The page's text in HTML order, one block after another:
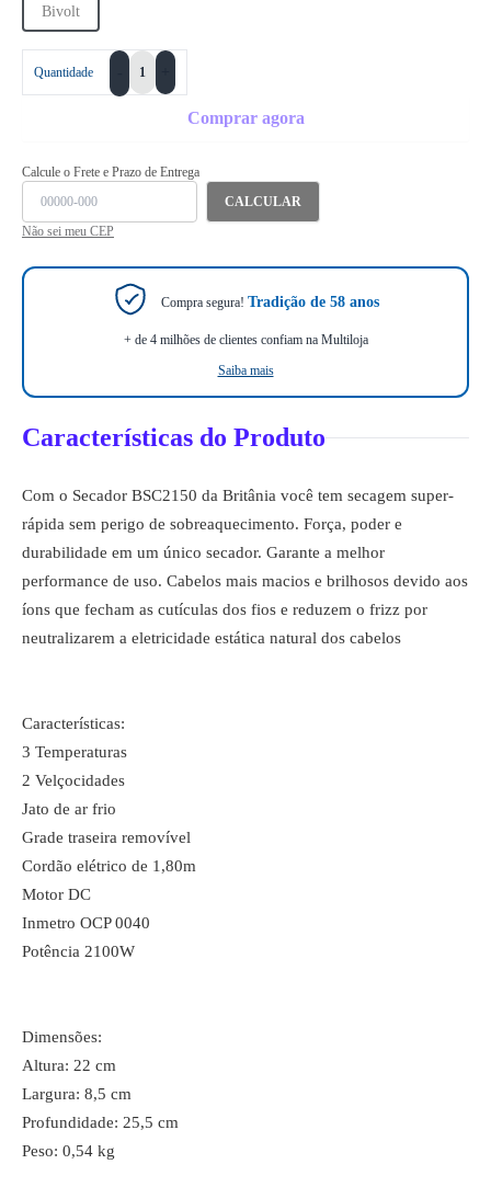
Bivolt
Quantidade
Comprar agora
Calcule o Frete e Prazo de Entrega
CALCULAR
Não sei meu CEP
Compra segura! Tradição de 58 anos
+ de 4 milhões de clientes confiam na Multiloja
Saiba mais
Características do Produto
Com o Secador BSC2150 da Britânia você tem secagem super-
rápida sem perigo de sobreaquecimento. Força, poder e
durabilidade em um único secador. Garante a melhor
performance de uso. Cabelos mais macios e brilhosos devido aos
íons que fecham as cutículas dos fios e reduzem o frizz por
neutralizarem a eletricidade estática natural dos cabelos
Características:
3 Temperaturas
2 Velçocidades
Jato de ar frio
Grade traseira removível
Cordão elétrico de 1,80m
Motor DC
Inmetro OCP 0040
Potência 2100W
Dimensões:
Altura: 22 cm
Largura: 8,5 cm
Profundidade: 25,5 cm
Peso: 0,54 kg